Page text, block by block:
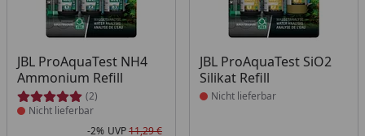
JBL ProAquaTest NH4
Ammonium Refill
(2)
Produkt nicht lieferbar
Nicht lieferbar
-2% UVP11,29 €
JBL ProAquaTest SiO2
Silikat Refill
Produkt nicht lieferbar
Nicht lieferbar